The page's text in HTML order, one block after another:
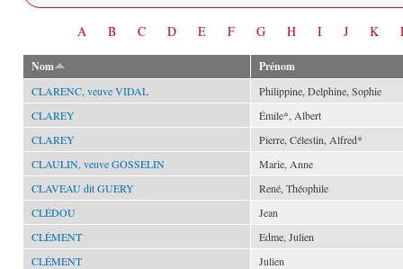
A B C D E F G H I J K
Nom Prénom
CLARENC, veuve VIDAL
Philippine, Delphine, Sophie
CLAREY
Émile*, Albert
CLAREY
Pierre, Célestin, Alfred*
CLAULIN, veuve GOSSELIN
Marie, Anne
CLAVEAU dit GUERY
René, Théophile
CLÉDOU
Jean
CLÉMENT
Edme, Julien
CLÉMENT
Julien